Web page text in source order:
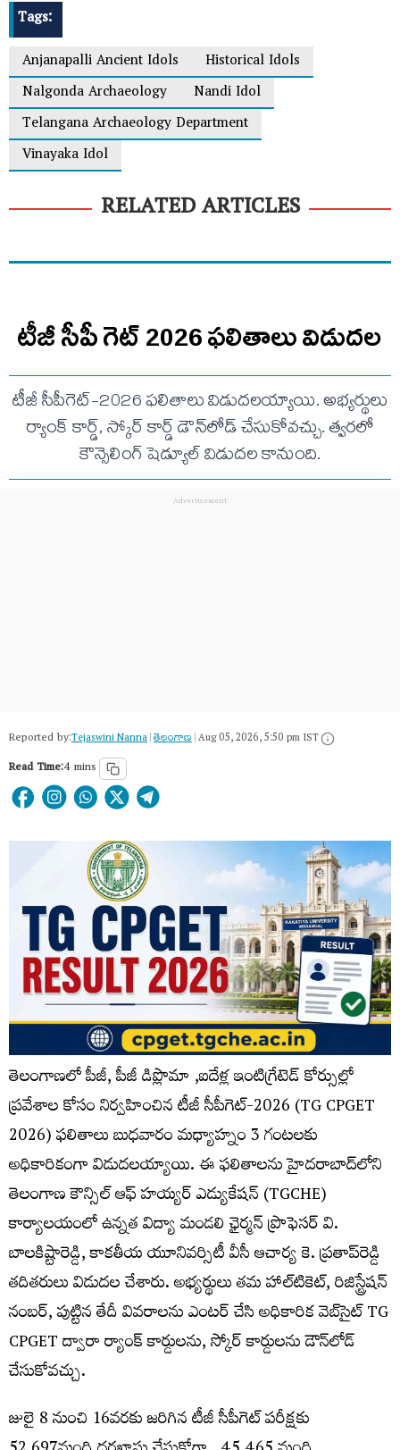
Tags:
Anjanapalli Ancient Idols
Historical Idols
Nalgonda Archaeology
Nandi Idol
Telangana Archaeology Department
Vinayaka Idol
RELATED ARTICLES
టీజీ సీపీ గెట్ 2026 ఫలితాలు విడుదల
టీజీ సీపీగెట్-2026 ఫలితాలు విడుదలయ్యాయి. అభ్యర్థులు
ర్యాంక్ కార్డ్, స్కోర్ కార్డ్ డౌన్‌లోడ్ చేసుకోవచ్చు. త్వరలో
కౌన్సెలింగ్ షెడ్యూల్ విడుదల కానుంది.
Reported by:Tejaswini Nanna|తెలంగాణ‌|Aug 05, 2026, 5:50 pm IST
Read Time:4 mins
తెలంగాణలో పీజీ, పీజీ డిప్లొమా ,ఐదేళ్ల ఇంటిగ్రేటెడ్ కోర్సుల్లో
ప్రవేశాల కోసం నిర్వహించిన టీజీ సీపీగెట్-2026 (TG CPGET
2026) ఫలితాలు బుధవారం మధ్యాహ్నం 3 గంటలకు
అధికారికంగా విడుదలయ్యాయి. ఈ ఫలితాలను హైదరాబాద్‌లోని
తెలంగాణ కౌన్సిల్ ఆఫ్‌ హయ్యర్‌ ఎడ్యుకేషన్‌ (TGCHE)
కార్యాలయంలో ఉన్నత విద్యా మండలి ఛైర్మన్‌ ప్రొఫెసర్‌ వి.
బాలకిష్టారెడ్డి, కాకతీయ యూనివర్సిటీ వీసీ ఆచార్య కె. ప్రతాప్‌రెడ్డి
తదితరులు విడుదల చేశారు. అభ్యర్థులు తమ హాల్‌టికెట్, రిజిస్ట్రేషన్
నంబర్, పుట్టిన తేదీ వివరాలను ఎంటర్ చేసి అధికారిక వెబ్‌సైట్ TG
CPGET ద్వారా ర్యాంక్ కార్డులను, స్కోర్ కార్డులను డౌన్‌లోడ్
చేసుకోవచ్చు.
జులై 8 నుంచి 16వరకు జరిగిన టీజీ సీపీగెట్ పరీక్షకు